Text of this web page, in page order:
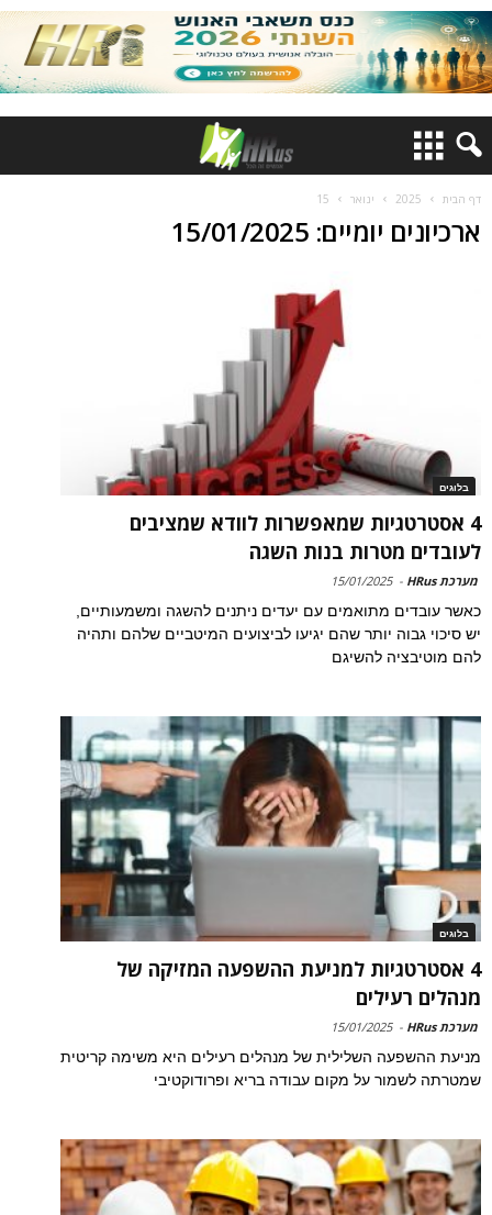
דף הבית 2025 ינואר 15
ארכיונים יומיים: 15/01/2025
בלוגים
4 אסטרטגיות שמאפשרות לוודא שמציבים
לעובדים מטרות בנות השגה
מערכת HRus -
15/01/2025
כאשר עובדים מתואמים עם יעדים ניתנים להשגה ומשמעותיים,
יש סיכוי גבוה יותר שהם יגיעו לביצועים המיטביים שלהם ותהיה
להם מוטיבציה להשיגם
בלוגים
4 אסטרטגיות למניעת ההשפעה המזיקה של
מנהלים רעילים
מערכת HRus -
15/01/2025
מניעת ההשפעה השלילית של מנהלים רעילים היא משימה קריטית
שמטרתה לשמור על מקום עבודה בריא ופרודוקטיבי